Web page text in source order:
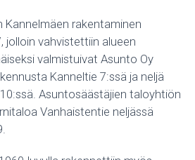
Kannelmäen rakentaminen
jolloin vahvistettiin alueen
valmistuivat Asunto Oy
Kanneltie 7:ssä ja neljä
Asuntosäästäjien taloyhtiön
Vanhaistentie neljässä